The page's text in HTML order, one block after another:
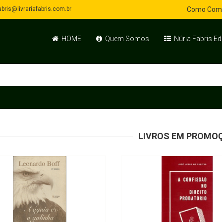
Como
HOME Quem Somos Núria Fabris
LIVROS EM